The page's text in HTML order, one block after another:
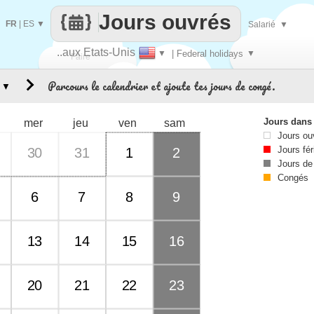
Faire
..aux Etats-Unis ▼ | Federal holidays ▼
Jours ouvrés
FR ES ▼ Salarié ▼
Parcours le calendrier et ajoute tes jours de congé.
mer jeu ven sam
30 31 1 2
6 7 8 9
13 14 15 16
20 21 22 23
▼
Jours
Jours
Jours
Jours
Congés